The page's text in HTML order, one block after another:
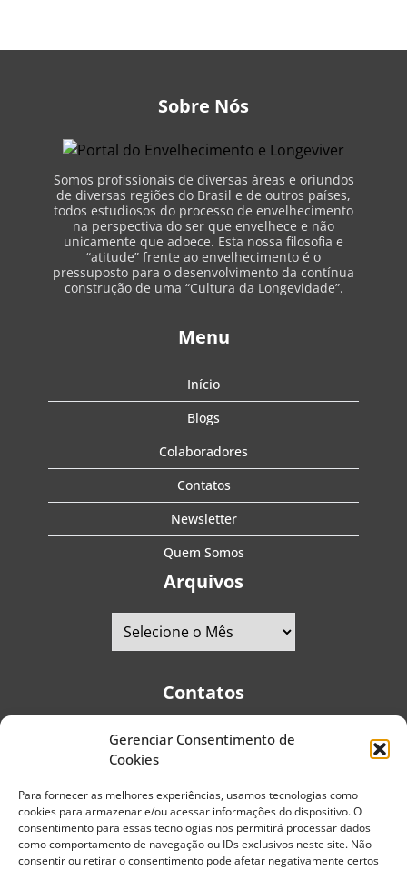
Gerenciar Consentimento de
Cookies
Para fornecer as melhores experiências, usamos tecnologias como
cookies para armazenar e/ou acessar informações do dispositivo. O
consentimento para essas tecnologias nos permitirá processar dados
como comportamento de navegação ou IDs exclusivos neste site. Não
consentir ou retirar o consentimento pode afetar negativamente certos
Sobre Nós
Somos profissionais de diversas áreas e oriundos
de diversas regiões do Brasil e de outros países,
todos estudiosos do processo de envelhecimento
na perspectiva do ser que envelhece e não
unicamente que adoece. Esta nossa filosofia e
“atitude” frente ao envelhecimento é o
pressuposto para o desenvolvimento da contínua
construção de uma “Cultura da Longevidade”.
Menu
Início
Blogs
Colaboradores
Contatos
Newsletter
Quem Somos
Arquivos
Contatos
Telefones:+55 (11) 2579-9697|+55 (11) 5587-4334
Guarani - CEP: 04310-060 - São Paulo | Brasil
E-mail:contato@portaldoenvelhecimento.com.br
Website:portaldoenvelhecimento.com.br